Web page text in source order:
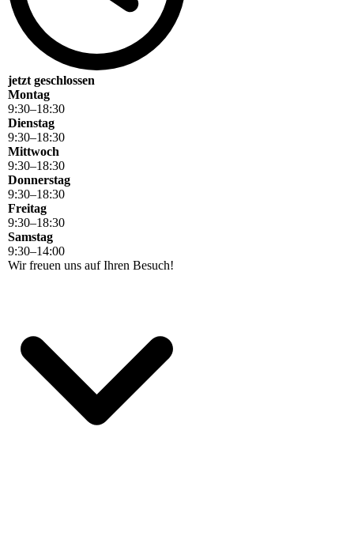
jetzt geschlossen
Montag
9:30–18:30
Dienstag
9:30–18:30
Mittwoch
9:30–18:30
Donnerstag
9:30–18:30
Freitag
9:30–18:30
Samstag
9:30–14:00
Wir freuen uns auf Ihren Besuch!